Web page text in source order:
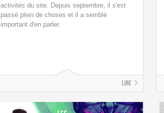
activités du site. Depuis septembre, il s'est
passé plein de choses et il a semblé
important d'en parler.
Lire